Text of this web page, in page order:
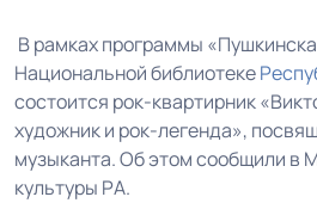
В рамках программы
Национальной библиотеке
состоится рок-квартирник
художник и рок-легенда»,
музыканта. Об этом сообщили в
культуры РА.